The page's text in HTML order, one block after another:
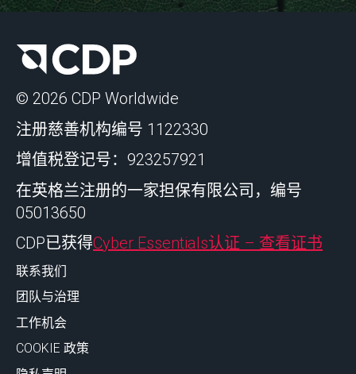
© 2026 CDP Worldwide
注册慈善机构编号 1122330
增值税登记号：923257921
在英格兰注册的一家担保有限公司，编号
05013650
CDP已获得Cyber Essentials认证 – 查看证书
联系我们
团队与治理
工作机会
COOKIE 政策